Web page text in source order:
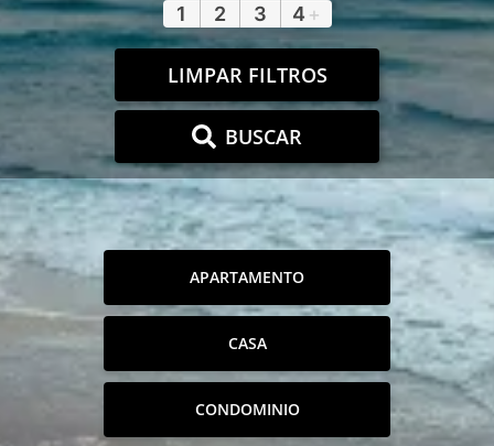
1 2 3 4 +
LIMPAR FILTROS
BUSCAR
APARTAMENTO
CASA
CONDOMINIO